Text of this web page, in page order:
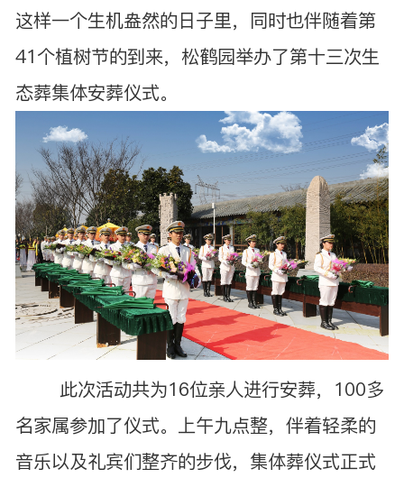
这样一个生机盎然的日子里，同时也伴随着第
41个植树节的到来，松鹤园举办了第十三次生
态葬集体安葬仪式。
此次活动共为16位亲人进行安葬，100多
名家属参加了仪式。上午九点整，伴着轻柔的
音乐以及礼宾们整齐的步伐，集体葬仪式正式